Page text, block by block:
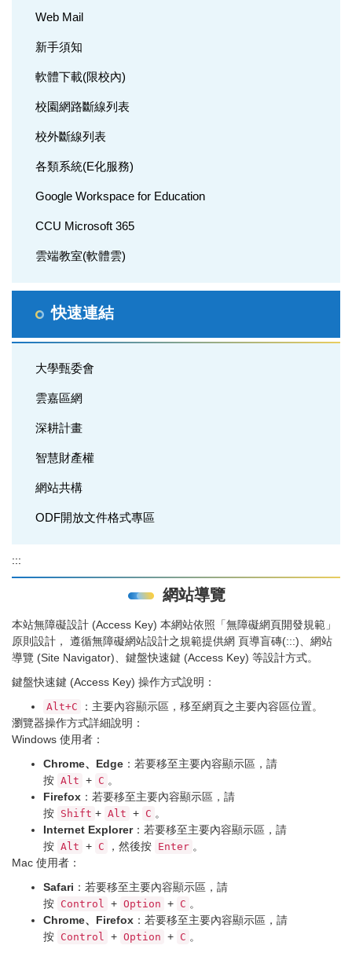
Web Mail
新手須知
軟體下載(限校內)
校園網路斷線列表
校外斷線列表
各類系統(E化服務)
Google Workspace for Education
CCU Microsoft 365
雲端教室(軟體雲)
快速連結
大學甄委會
雲嘉區網
深耕計畫
智慧財產權
網站共構
ODF開放文件格式專區
:::
網站導覽
本站無障礙設計 (Access Key) 本網站依照「無障礙網頁開發規範」
原則設計， 遵循無障礙網站設計之規範提供網 頁導盲磚(:::)、網站
導覽 (Site Navigator)、鍵盤快速鍵 (Access Key) 等設計方式。
鍵盤快速鍵 (Access Key) 操作方式說明：
Alt+C
：主要內容顯示區，移至網頁之主要內容區位置。
瀏覽器操作方式詳細說明：
Windows 使用者：
Chrome、Edge ：若要移至主要內容顯示區，請
按 Alt + C 。
Firefox ：若要移至主要內容顯示區，請
按 Shift + Alt + C 。
Internet Explorer：若要移至主要內容顯示區，請
按 Alt + C ，然後按 Enter 。
Mac 使用者：
Safari ：若要移至主要內容顯示區，請
按 Control + Option + C 。
Chrome、Firefox ：若要移至主要內容顯示區，請
按 Control + Option + C 。